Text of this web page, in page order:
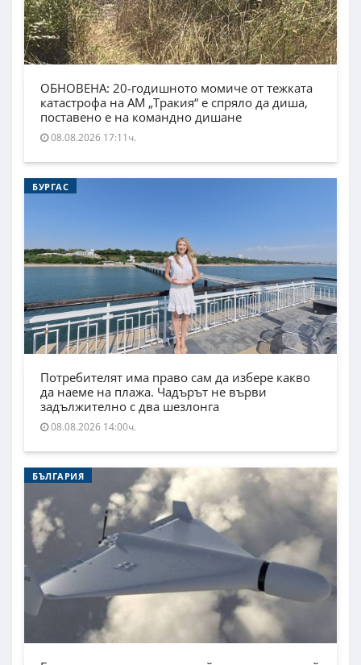
ОБНОВЕНА: 20-годишното момиче от тежката
катастрофа на АМ „Тракия“ е спряло да диша,
поставено е на командно дишане
08.08.2026 17:11ч.
БУРГАС
Потребителят има право сам да избере какво
да наеме на плажа. Чадърът не върви
задължително с два шезлонга
08.08.2026 14:00ч.
БЪЛГАРИЯ